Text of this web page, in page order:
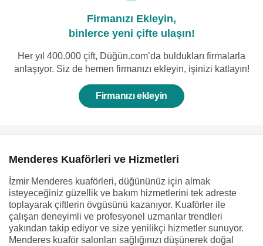
Firmanızı Ekleyin,
binlerce yeni çifte ulaşın!
Her yıl 400.000 çift, Düğün.com’da buldukları firmalarla
anlaşıyor. Siz de hemen firmanızı ekleyin, işinizi katlayın!
Firmanızı ekleyin
Menderes Kuaförleri ve Hizmetleri
İzmir Menderes kuaförleri, düğününüz için almak
isteyeceğiniz güzellik ve bakım hizmetlerini tek adreste
toplayarak çiftlerin övgüsünü kazanıyor. Kuaförler ile
çalışan deneyimli ve profesyonel uzmanlar trendleri
yakından takip ediyor ve size yenilikçi hizmetler sunuyor.
Menderes kuaför salonları sağlığınızı düşünerek doğal